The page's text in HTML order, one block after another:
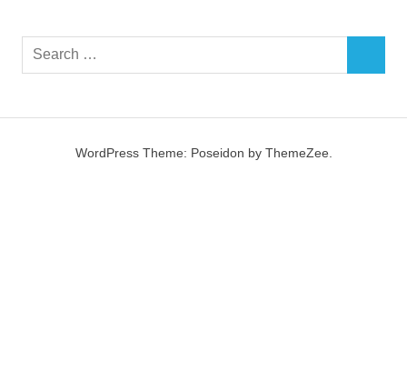
Search
WordPress Theme: Poseidon by ThemeZee.